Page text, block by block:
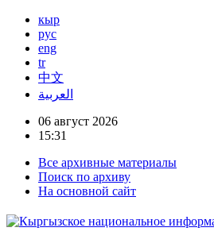
кыр
рус
eng
tr
中文
العربية
06 август 2026
15:31
Все архивные материалы
Поиск по архиву
На основной сайт